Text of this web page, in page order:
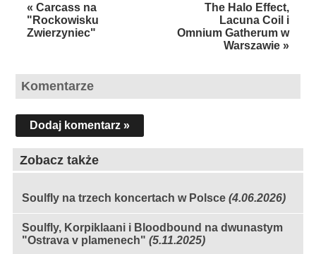
« Carcass na
"Rockowisku
Zwierzyniec"
The Halo Effect,
Lacuna Coil i
Omnium Gatherum w
Warszawie »
Komentarze
Dodaj komentarz »
Zobacz także
Soulfly na trzech koncertach w Polsce (4.06.2026)
Soulfly, Korpiklaani i Bloodbound na dwunastym
"Ostrava v plamenech" (5.11.2025)